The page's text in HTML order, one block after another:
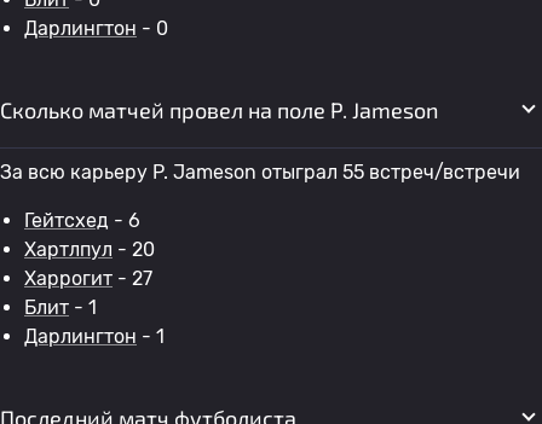
Дарлингтон - 0
Сколько матчей провел на поле P. Jameson
За всю карьеру P. Jameson отыграл 55 встреч/встречи
Гейтсхед - 6
Хартлпул - 20
Харрогит - 27
Блит - 1
Дарлингтон - 1
Последний матч футболиста